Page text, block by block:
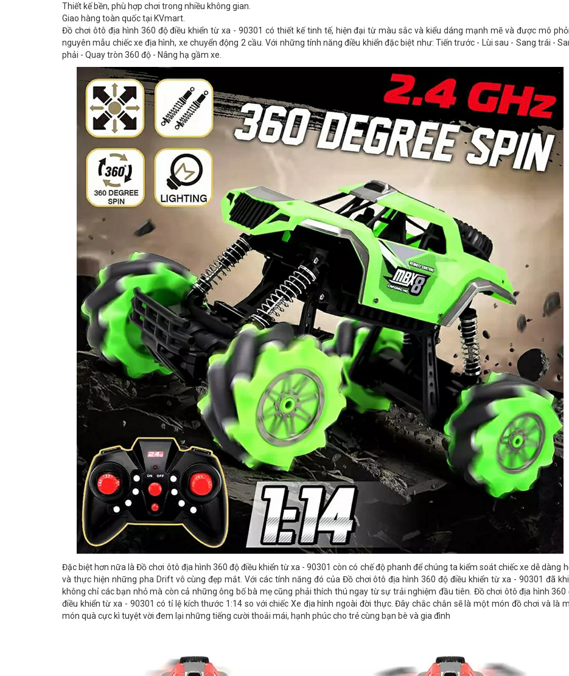
Thiết kế bền, phù hợp chơi trong nhiều không gian.
Giao hàng toàn quốc tại KVmart.
Đồ chơi ôtô địa hình 360 độ điều khiển từ xa - 90301 có thiết kế tinh tế, hiện đại từ màu sắc và kiểu dáng mạnh mẽ và được mô
nguyên mẫu chiếc xe địa hình, xe chuyển động 2 cầu. Với những tính năng điều khiển đặc biệt như: Tiến trước - Lùi sau - Sang trái -
phải - Quay tròn 360 độ - Nâng hạ gầm xe.
Đặc biệt hơn nữa là Đồ chơi ôtô địa hình 360 độ điều khiển từ xa - 90301 còn có chế độ phanh để chúng ta kiểm soát chiếc xe dễ dàng
và thực hiện những pha Drift vô cùng đẹp mắt. Với các tính năng đó của Đồ chơi ôtô địa hình 360 độ điều khiển từ xa - 90301 đã
không chỉ các bạn nhỏ mà còn cả những ông bố bà mẹ cũng phải thích thú ngay từ sự trải nghiệm đầu tiên. Đồ chơi ôtô địa hình 360
điều khiển từ xa - 90301 có tỉ lệ kích thước 1:14 so với chiếc Xe địa hình ngoài đời thực. Đây chắc chắn sẽ là một món đồ chơi và là
món quà cực kì tuyệt vời đem lại những tiếng cười thoải mái, hạnh phúc cho trẻ cùng bạn bè và gia đình